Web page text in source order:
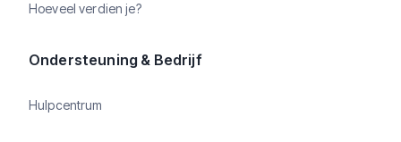
Hoeveel verdien je?
Ondersteuning & Bedrijf
Hulpcentrum